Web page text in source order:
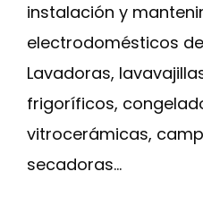
instalación y
electrodomésticos
Lavadoras,
frigoríficos,
vitrocerámicas,
secadoras…